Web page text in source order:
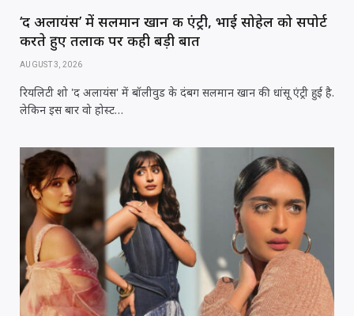
‘द अलायंस’ में सलमान खान की एंट्री, भाई सोहेल को सपोर्ट
करते हुए तलाक पर कही बड़ी बात
AUGUST 3, 2026
रियलिटी शो 'द अलायंस' में बॉलीवुड के दंबग सलमान खान की धांसू एंट्री हुई है.
लेकिन इस बार वो होस्ट…